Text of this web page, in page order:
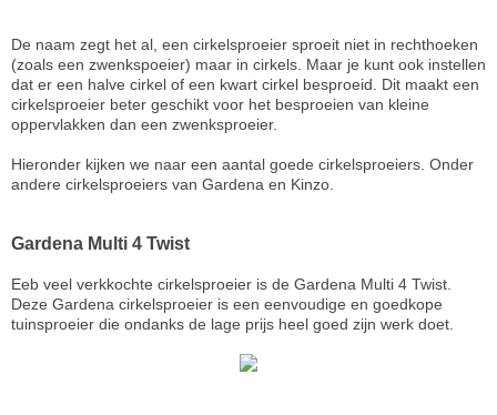
De naam zegt het al, een cirkelsproeier sproeit niet in rechthoeken
(zoals een zwenkspoeier) maar in cirkels. Maar je kunt ook instellen
dat er een halve cirkel of een kwart cirkel besproeid. Dit maakt een
cirkelsproeier beter geschikt voor het besproeien van kleine
oppervlakken dan een zwenksproeier.
Hieronder kijken we naar een aantal goede cirkelsproeiers. Onder
andere cirkelsproeiers van Gardena en Kinzo.
Gardena Multi 4 Twist
Eeb veel verkkochte cirkelsproeier is de Gardena Multi 4 Twist.
Deze Gardena cirkelsproeier is een eenvoudige en goedkope
tuinsproeier die ondanks de lage prijs heel goed zijn werk doet.